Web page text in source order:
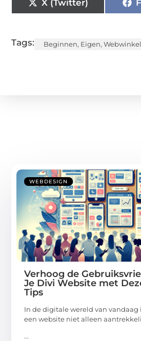
X (Twitter)
Tags: Beginnen, Eigen, Webwinkel
WEBDESIGN
Verhoog de
Je Divi Website met
Tips
In de digitale wereld van vandaag
een website niet alleen
...